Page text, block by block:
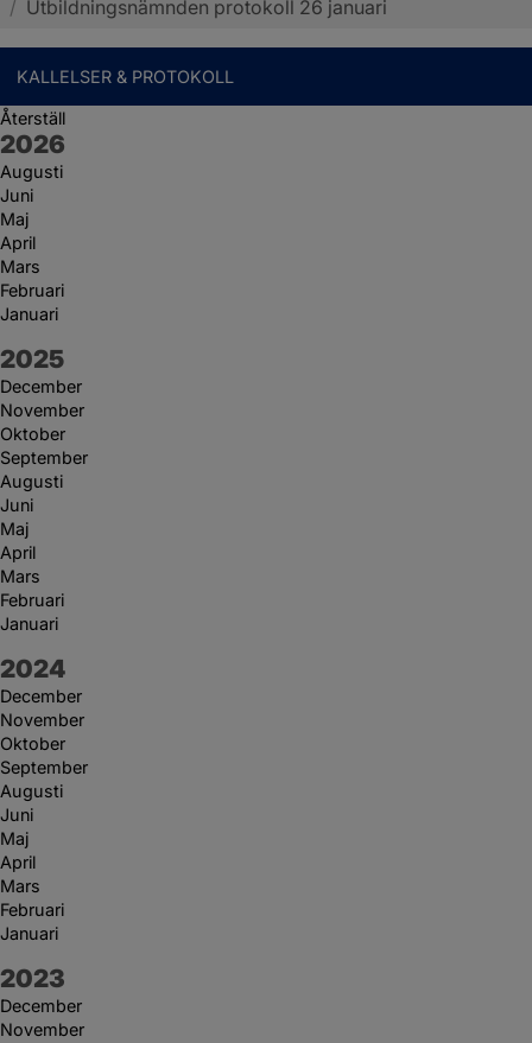
/ Utbildningsnämnden protokoll 26 januari
KALLELSER & PROTOKOLL
Återställ
År:
2026
Augusti
Juni
Maj
April
Mars
Februari
Januari
År:
2025
December
November
Oktober
September
Augusti
Juni
Maj
April
Mars
Februari
Januari
År:
2024
December
November
Oktober
September
Augusti
Juni
Maj
April
Mars
Februari
Januari
År:
2023
December
November